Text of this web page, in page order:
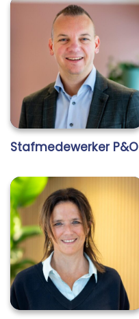
Stafmedewerker P&O